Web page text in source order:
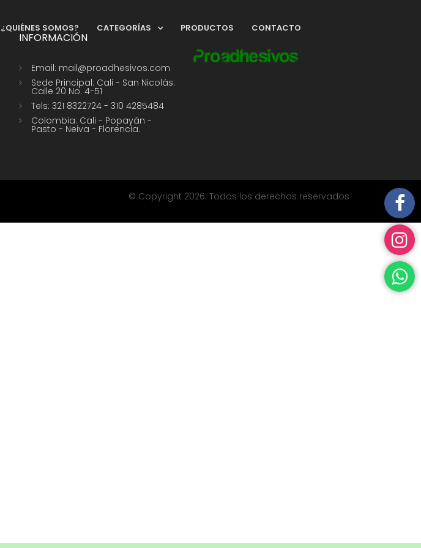
¿QUIÉNES SOMOS? CATEGORÍAS PRODUCTOS CONTACTO
INFORMACIÓN
Email: mail@proadhesivos.com
Sede Principal: Cali - San Nicolás:
Calle 20 No. 4-51
Tels: 321 8322724 - 310 4285484
Colombia: Cali - Popayán -
Pasto - Neiva - Florencia.
© Copyright 2026. Todos los derechos reservados